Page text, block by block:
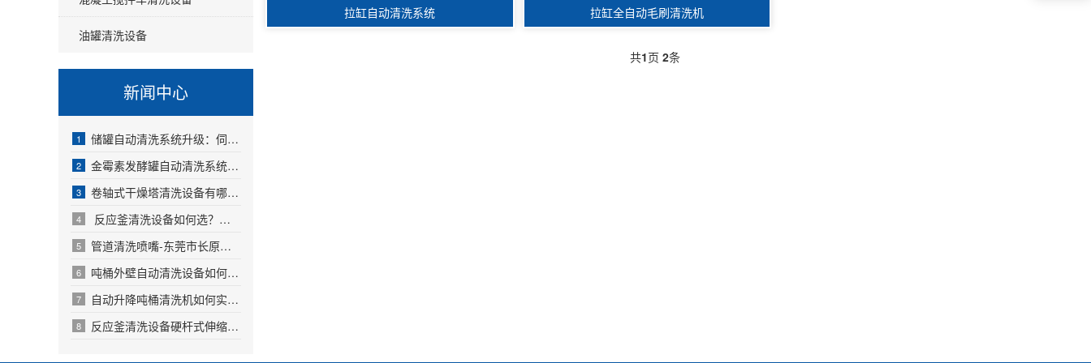
油罐清洗设备
新闻中心
1 储罐自动清洗系统升级：伺服驱动定位技术如何解决复杂罐体清洗难
2 金霉素发酵罐自动清洗系统厂家哪家好？如何实现高效、安全、稳定
3 卷轴式干燥塔清洗设备有哪些优势？实现干燥塔自动高效清洗，降低
4 反应釜清洗设备如何选？自动化清洗方案助力企业提升生产效率
5 管道清洗喷嘴-东莞市长原喷雾技术有限公司自动化清洗
6 吨桶外壁自动清洗设备如何提高企业生产效率？
7 自动升降吨桶清洗机如何实现高效无死角清洗？
8 反应釜清洗设备硬杆式伸缩自动清洗器
拉缸自动清洗系统 拉缸全自动毛刷清洗机
共1页 2条